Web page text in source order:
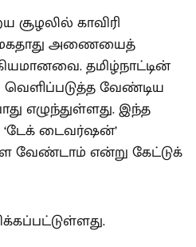
காவிரி
அணையைத்
தமிழ்நாட்டின்
வேண்டிய
எழுந்துள்ளது. இந்த
‘டேக் டைவர்ஷன்’
என்று கேட்டுக்